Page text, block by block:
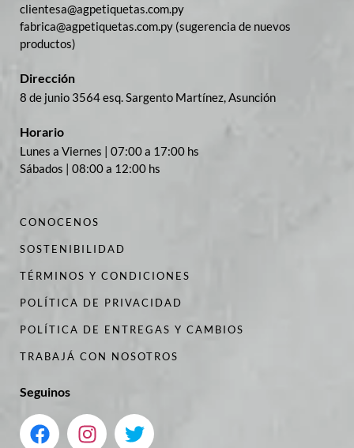
clientesa@agpetiquetas.com.py
fabrica@agpetiquetas.com.py (sugerencia de nuevos
productos)
Dirección
8 de junio 3564 esq. Sargento Martínez, Asunción
Horario
Lunes a Viernes | 07:00 a 17:00 hs
Sábados | 08:00 a 12:00 hs
CONOCENOS
SOSTENIBILIDAD
TÉRMINOS Y CONDICIONES
POLÍTICA DE PRIVACIDAD
POLÍTICA DE ENTREGAS Y CAMBIOS
TRABAJÁ CON NOSOTROS
Seguinos